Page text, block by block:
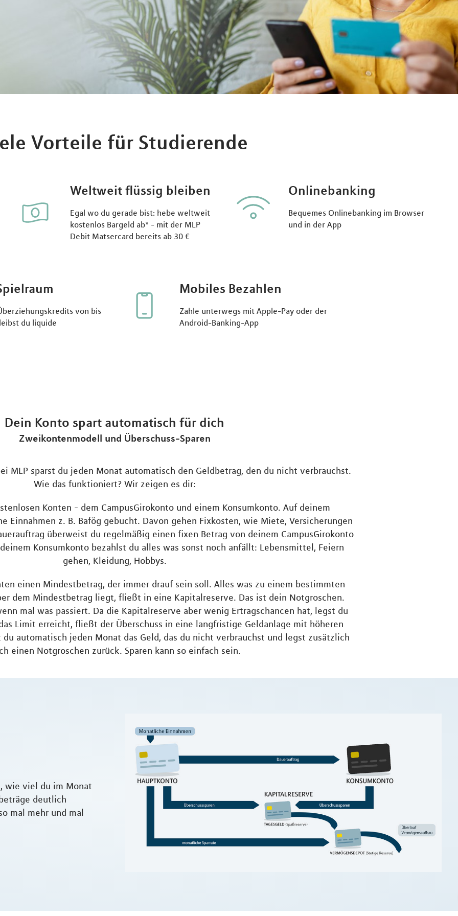
Vorteile für Studierende
Weltweit flüssig bleiben
Egal wo du gerade bist: hebe weltweit
kostenlos Bargeld ab* - mit der MLP
Debit Matsercard bereits ab 30 €
Onlinebanking
Bequemes Onlinebanking im Browser
und in der App
von bis
du liquide
Mobiles Bezahlen
Zahle unterwegs mit Apple-Pay oder der
Android-Banking-App
Dein Konto spart automatisch für dich
Zweikontenmodell und Überschuss-Sparen
MLP sparst du jeden Monat automatisch den Geldbetrag, den du nicht verbrauchst.
Wie das funktioniert? Wir zeigen es dir:
Konten - dem CampusGirokonto und einem Konsumkonto. Auf deinem
Einnahmen z. B. Bafög gebucht. Davon gehen Fixkosten, wie Miete, Versicherungen
überweist du regelmäßig einen fixen Betrag von deinem CampusGirokonto
Konsumkonto bezahlst du alles was sonst noch anfällt: Lebensmittel, Feiern
gehen, Kleidung, Hobbys.
einen Mindestbetrag, der immer drauf sein soll. Alles was zu einem bestimmten
dem Mindestbetrag liegt, fließt in eine Kapitalreserve. Das ist dein Notgroschen.
mal was passiert. Da die Kapitalreserve aber wenig Ertragschancen hat, legst du
Limit erreicht, fließt der Überschuss in eine langfristige Geldanlage mit höheren
du automatisch jeden Monat das Geld, das du nicht verbrauchst und legst zusätzlich
einen Notgroschen zurück. Sparen kann so einfach sein.
wie viel du im Monat
deutlich
mal mehr und mal